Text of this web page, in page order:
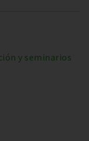
y seminarios